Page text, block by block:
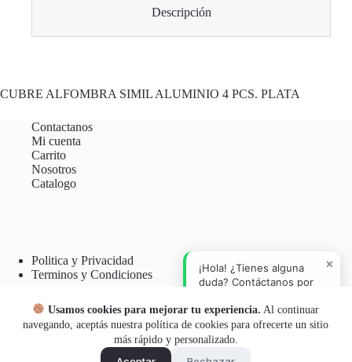
Usamos cookies para mejorar tu experiencia. Al continuar
navegando, aceptás nuestra política de cookies para ofrecerte un sitio
más rápido y personalizado.
Descripción
CUBRE ALFOMBRA SIMIL ALUMINIO 4 PCS. PLATA
Contactanos
Mi cuenta
Carrito
Nosotros
Catalogo
Politica y Privacidad
Terminos y Condiciones
Botón Arrepentimiento
×
¡Hola! ¿Tienes alguna
duda? Contáctanos por